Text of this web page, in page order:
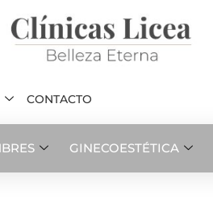
CONTACTO
GINECOESTÉTICA